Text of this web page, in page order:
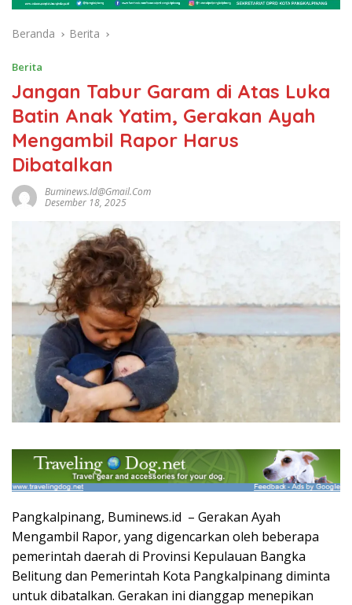
Beranda Berita
Berita
Jangan Tabur Garam di Atas Luka
Batin Anak Yatim, Gerakan Ayah
Mengambil Rapor Harus
Dibatalkan
Buminews.id@gmail.com
Desember 18, 2025
Pangkalpinang, Buminews.id – Gerakan Ayah
Mengambil Rapor, yang digencarkan oleh beberapa
pemerintah daerah di Provinsi Kepulauan Bangka
Belitung dan Pemerintah Kota Pangkalpinang diminta
untuk dibatalkan. Gerakan ini dianggap menepikan